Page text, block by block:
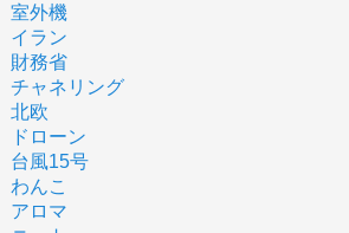
室外機
イラン
財務省
チャネリング
北欧
ドローン
台風15号
わんこ
アロマ